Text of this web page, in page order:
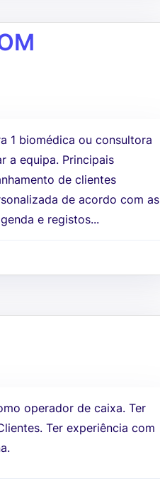
1 biomédica ou consultora
a equipa. Principais
de clientes
de acordo com as
e registos...
operador de caixa. Ter
Ter experiência com